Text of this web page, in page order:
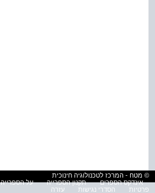
© מטח - המרכז לטכנולוגיה חינוכית
אינדקס הספרים
תקנון הספרייה על הספרייה
פרטיות
הסדרי נגישות עזרה